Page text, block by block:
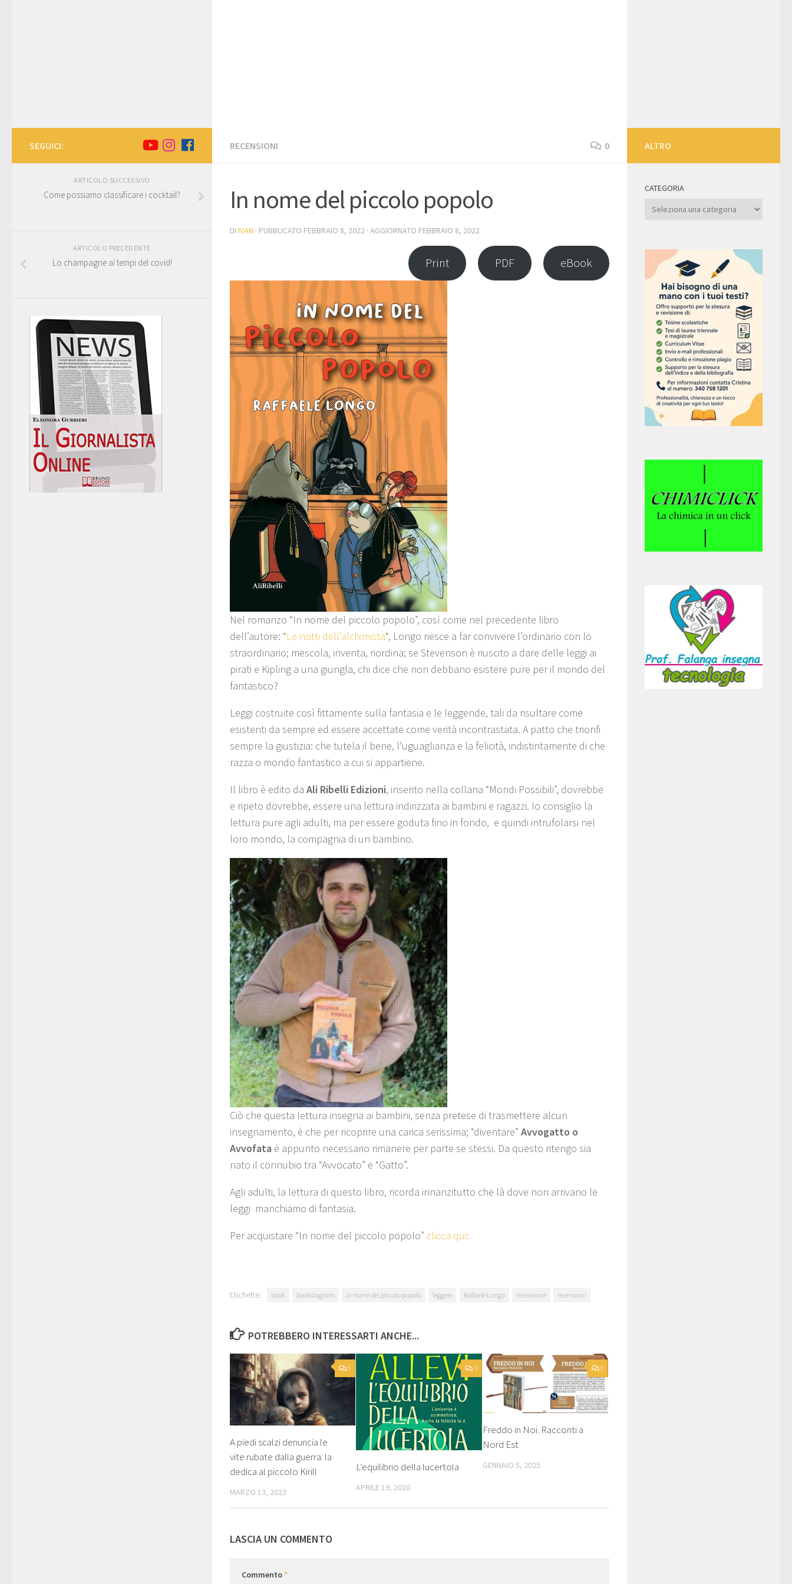
RECENSIONI 0
In nome del piccolo popolo
DI IVAN · PUBBLICATO FEBBRAIO 8, 2022 · AGGIORNATO FEBBRAIO 8, 2022
Print PDF eBook
Nel romanzo “In nome del piccolo popolo”, così come nel precedente libro
dell’autore: “Le notti dell’alchimista“, Longo riesce a far convivere l’ordinario con lo
straordinario; mescola, inventa, riordina; se Stevenson è riuscito a dare delle leggi ai
pirati e Kipling a una giungla, chi dice che non debbano esistere pure per il mondo del
fantastico?
Leggi costruite così fittamente sulla fantasia e le leggende, tali da risultare come
esistenti da sempre ed essere accettate come verità incontrastata. A patto che trionfi
sempre la giustizia: che tutela il bene, l’uguaglianza e la felicità, indistintamente di che
razza o mondo fantastico a cui si appartiene.
Il libro è edito da Ali Ribelli Edizioni, inserito nella collana “Mondi Possibili”, dovrebbe
e ripeto dovrebbe, essere una lettura indirizzata ai bambini e ragazzi. Io consiglio la
lettura pure agli adulti, ma per essere goduta fino in fondo, e quindi intrufolarsi nel
loro mondo, la compagnia di un bambino.
Ciò che questa lettura insegna ai bambini, senza pretese di trasmettere alcun
insegnamento, è che per ricoprire una carica serissima; “diventare” Avvogatto o
Avvofata è appunto necessario rimanere per parte se stessi. Da questo ritengo sia
nato il connubio tra “Avvocato” e “Gatto”.
Agli adulti, la lettura di questo libro, ricorda innanzitutto che là dove non arrivano le
leggi manchiamo di fantasia.
Per acquistare “In nome del piccolo popolo” clicca qui:
Etichette: book bookstagram in nome del piccolo popolo leggere Raffaele Longo recensione recensioni
POTREBBERO INTERESSARTI ANCHE...
0
A piedi scalzi denuncia le
vite rubate dalla guerra: la
dedica al piccolo Kirill
MARZO 13, 2023
0
L’equilibrio della lucertola
APRILE 19, 2020
0
Freddo in Noi. Racconti a
Nord Est
GENNAIO 5, 2025
LASCIA UN COMMENTO
Commento*
SEGUICI:
ARTICOLO SUCCESSIVO
Come possiamo classificare i cocktail?
ARTICOLO PRECEDENTE
Lo champagne ai tempi del covid!
ALTRO
CATEGORIA
Categoria